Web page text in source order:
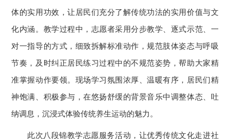
体的实用功效，让居民们充分了解传统功法的实用价值与文
化内涵。教学过程中，志愿者采用分步教学、逐式示范、一
对一指导的方式，细致拆解标准动作，规范肢体姿态与呼吸
节奏，及时纠正居民练习过程中的不规范姿势，帮助大家精
准掌握动作要领。现场学习氛围浓厚、温暖有序，居民们精
神饱满、积极参与，在悠扬舒缓的背景音乐中调整体态、吐
纳调息，沉浸式体验传统养生运动的魅力。
此次八段锦教学志愿服务活动，让优秀传统文化走进社